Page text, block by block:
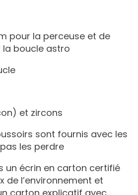
pour la perceuse et de
la boucle astro
et zircons
sont fournis avec les
les perdre
un écrin en carton certifié
de l’environnement et